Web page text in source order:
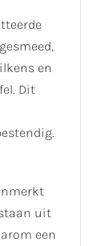
en
Dit
uit
een